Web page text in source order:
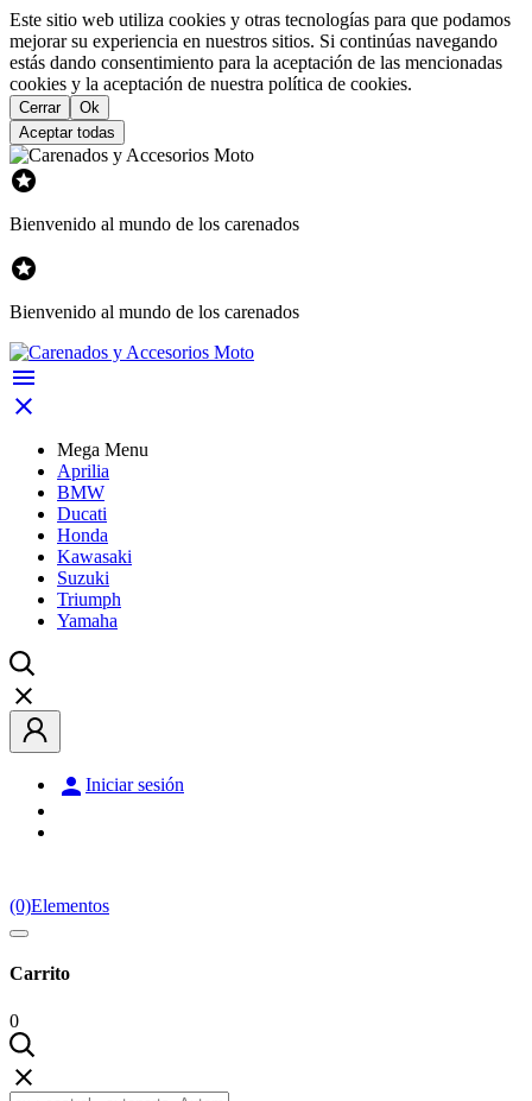
Este sitio web utiliza cookies y otras tecnologías para que podamos
mejorar su experiencia en nuestros sitios. Si continúas navegando
estás dando consentimiento para la aceptación de las mencionadas
cookies y la aceptación de nuestra política de cookies.
Cerrar
Ok
Aceptar todas

Bienvenido al mundo de los carenados

Bienvenido al mundo de los carenados


Mega Menu
Aprilia
BMW
Ducati
Honda
Kawasaki
Suzuki
Triumph
Yamaha

 Iniciar sesión
(0)Elementos
Carrito
0
